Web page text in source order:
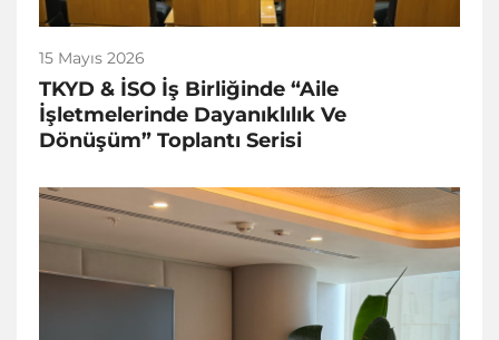
15 Mayıs 2026
TKYD & İSO İş Birliğinde “Aile
İşletmelerinde Dayanıklılık Ve
Dönüşüm” Toplantı Serisi